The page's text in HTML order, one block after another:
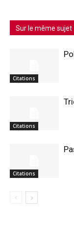
Sur le même sujet
Citations
Citations
Citations